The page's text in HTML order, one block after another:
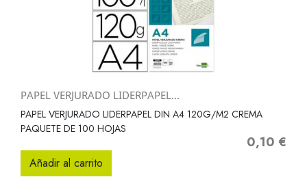
PAPEL VERJURADO LIDERPAPEL...
PAPEL VERJURADO LIDERPAPEL DIN A4 120G/M2 CREMA
PAQUETE DE 100 HOJAS
Precio
0,10 €
Añadir al carrito